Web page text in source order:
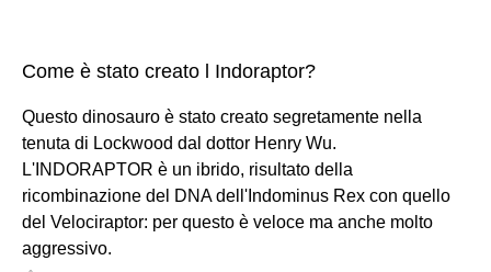
Come è stato creato l Indoraptor?
Questo dinosauro è stato creato segretamente nella
tenuta di Lockwood dal dottor Henry Wu.
L'INDORAPTOR è un ibrido, risultato della
ricombinazione del DNA dell'Indominus Rex con quello
del Velociraptor: per questo è veloce ma anche molto
aggressivo.